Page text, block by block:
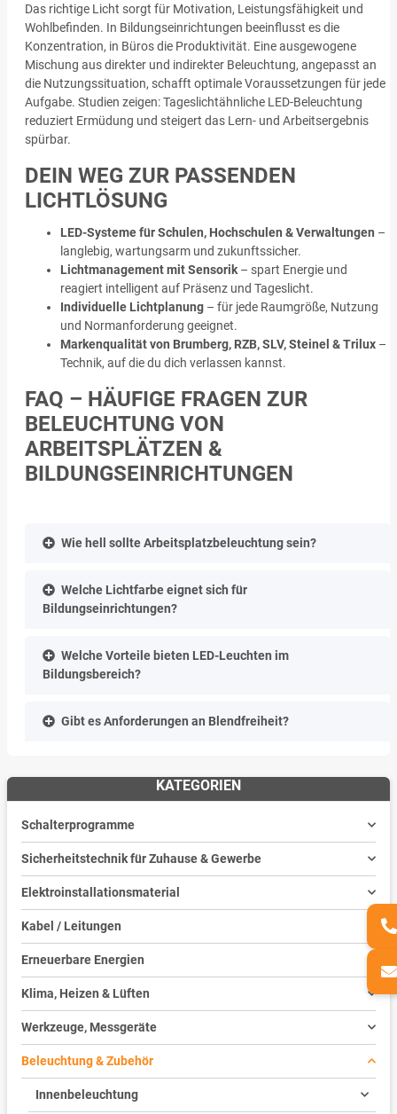
Das richtige Licht sorgt für Motivation, Leistungsfähigkeit und
Wohlbefinden. In Bildungseinrichtungen beeinflusst es die
Konzentration, in Büros die Produktivität. Eine ausgewogene
Mischung aus direkter und indirekter Beleuchtung, angepasst an
die Nutzungssituation, schafft optimale Voraussetzungen für jede
Aufgabe. Studien zeigen: Tageslichtähnliche LED-Beleuchtung
reduziert Ermüdung und steigert das Lern- und Arbeitsergebnis
spürbar.
DEIN WEG ZUR PASSENDEN
LICHTLÖSUNG
LED-Systeme für Schulen, Hochschulen & Verwaltungen –
langlebig, wartungsarm und zukunftssicher.
Lichtmanagement mit Sensorik – spart Energie und
reagiert intelligent auf Präsenz und Tageslicht.
Individuelle Lichtplanung – für jede Raumgröße, Nutzung
und Normanforderung geeignet.
Markenqualität von Brumberg, RZB, SLV, Steinel & Trilux –
Technik, auf die du dich verlassen kannst.
FAQ – HÄUFIGE FRAGEN ZUR
BELEUCHTUNG VON
ARBEITSPLÄTZEN &
BILDUNGSEINRICHTUNGEN
Wie hell sollte Arbeitsplatzbeleuchtung sein?
Welche Lichtfarbe eignet sich für
Bildungseinrichtungen?
Welche Vorteile bieten LED-Leuchten im
Bildungsbereich?
Gibt es Anforderungen an Blendfreiheit?
KATEGORIEN
Schalterprogramme
Sicherheitstechnik für Zuhause & Gewerbe
Elektroinstallationsmaterial
Kabel / Leitungen
Erneuerbare Energien
Klima, Heizen & Lüften
Werkzeuge, Messgeräte
Beleuchtung & Zubehör
Innenbeleuchtung